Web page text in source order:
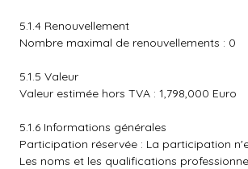
5.1.4 Renouvellement
Nombre maximal de renouvellements : 0
5.1.5 Valeur
Valeur estimée hors TVA : 1,798,000 Euro
5.1.6 Informations générales
Participation réservée : La participation
Les noms et les qualifications